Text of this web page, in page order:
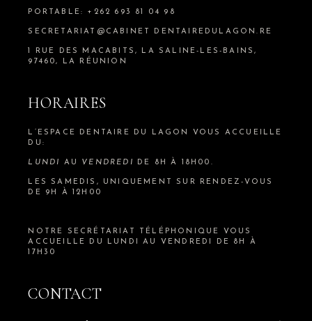
PORTABLE: +262 693 81 04 98
SECRETARIAT@CABINET DENTAIREDULAGON.RE
1 RUE DES MACABITS, LA SALINE-LES-BAINS,
97460, LA RÉUNION
HORAIRES
L’ESPACE DENTAIRE DU LAGON VOUS ACCUEILLE
DU:
LUNDI AU VENDREDI DE 8H À 18H00.
LES SAMEDIS, UNIQUEMENT SUR RENDEZ-VOUS
DE 9H À 12H00
NOTRE SECRÉTARIAT TÉLÉPHONIQUE VOUS
ACCUEILLE DU LUNDI AU VENDREDI DE 8H À
17H30
CONTACT